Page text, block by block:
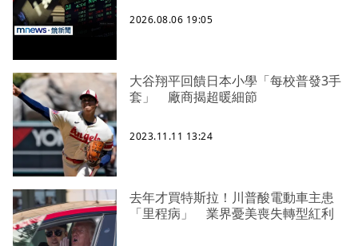
2026.08.06 19:05
大谷翔平回饋日本小學「每校普發3手
套」 廠商揭超暖細節
2023.11.11 13:24
去年才買特斯拉！川普酸電動車主患
「里程病」 業界憂美喪失轉型紅利